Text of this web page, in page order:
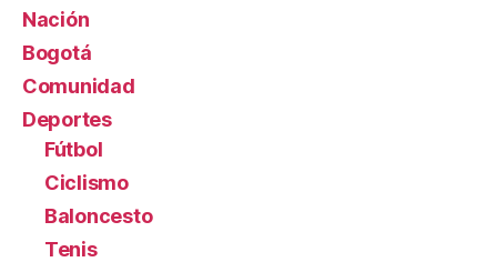
Nación
Bogotá
Comunidad
Deportes
Fútbol
Ciclismo
Baloncesto
Tenis